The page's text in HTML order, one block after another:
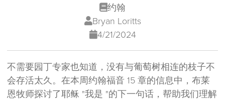
约翰
Bryan Loritts
4/21/2024
不需要园丁专家也知道，没有与葡萄树相连的枝子不
会存活太久。在本周约翰福音 15 章的信息中，布莱
恩牧师探讨了耶稣 "我是 "的下一句话，帮助我们理解